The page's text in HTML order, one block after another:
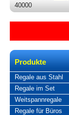
40000
Produkte
Regale aus Stahl
Regale im Set
Weitspannregale
Regale für Büros